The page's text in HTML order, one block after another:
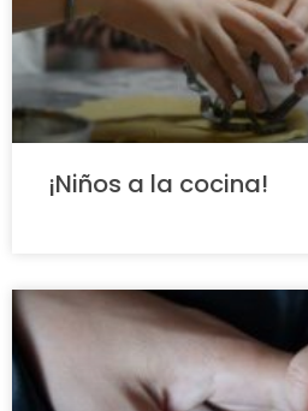
¡Niños a la cocina!